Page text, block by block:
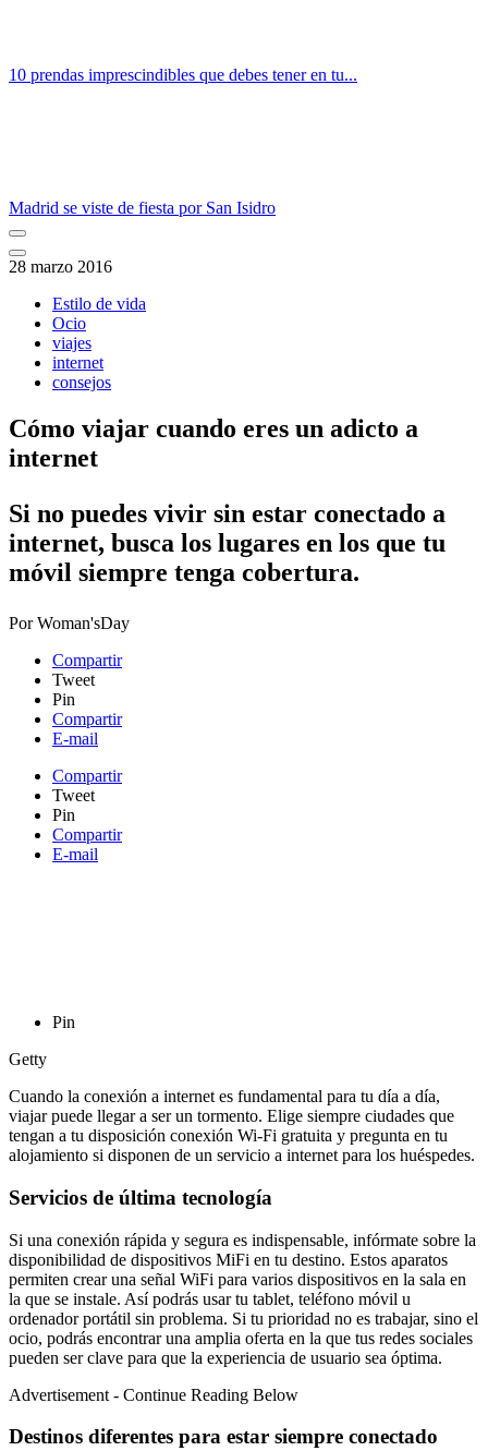
10 prendas imprescindibles que debes tener en tu...
Madrid se viste de fiesta por San Isidro
28 marzo 2016
Estilo de vida
Ocio
viajes
internet
consejos
Cómo viajar cuando eres un adicto a
internet
​Si no puedes vivir sin estar conectado a
internet, busca los lugares en los que tu
móvil siempre tenga cobertura.
PorWoman'sDay
Compartir
Tweet
Pin
Compartir
E-mail
Compartir
Tweet
Pin
Compartir
E-mail
Pin
Getty
Cuando la conexión a internet es fundamental para tu día a día,
viajar puede llegar a ser un tormento. Elige siempre ciudades que
tengan a tu disposición conexión Wi-Fi gratuita y pregunta en tu
alojamiento si disponen de un servicio a internet para los huéspedes.
Servicios de última tecnología
Si una conexión rápida y segura es indispensable, infórmate sobre la
disponibilidad de dispositivos MiFi en tu destino. Estos aparatos
permiten crear una señal WiFi para varios dispositivos en la sala en
la que se instale. Así podrás usar tu tablet, teléfono móvil u
ordenador portátil sin problema. Si tu prioridad no es trabajar, sino el
ocio, podrás encontrar una amplia oferta en la que tus redes sociales
pueden ser clave para que la experiencia de usuario sea óptima.
Advertisement - Continue Reading Below
Destinos diferentes para estar siempre conectado